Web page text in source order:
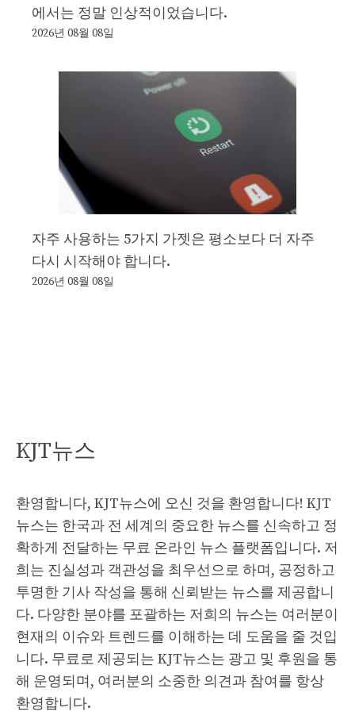
에서는 정말 인상적이었습니다.
2026년 08월 08일
자주 사용하는 5가지 가젯은 평소보다 더 자주
다시 시작해야 합니다.
2026년 08월 08일
KJT뉴스
환영합니다, KJT뉴스에 오신 것을 환영합니다! KJT
뉴스는 한국과 전 세계의 중요한 뉴스를 신속하고 정
확하게 전달하는 무료 온라인 뉴스 플랫폼입니다. 저
희는 진실성과 객관성을 최우선으로 하며, 공정하고
투명한 기사 작성을 통해 신뢰받는 뉴스를 제공합니
다. 다양한 분야를 포괄하는 저희의 뉴스는 여러분이
현재의 이슈와 트렌드를 이해하는 데 도움을 줄 것입
니다. 무료로 제공되는 KJT뉴스는 광고 및 후원을 통
해 운영되며, 여러분의 소중한 의견과 참여를 항상
환영합니다.